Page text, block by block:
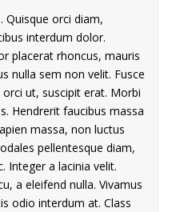
Quisque orci diam,
interdum dolor.
placerat rhoncus, mauris
nulla sem non velit. Fusce
ut, suscipit erat. Morbi
Hendrerit faucibus massa
massa, non luctus
pellentesque diam,
Integer a lacinia velit.
a eleifend nulla. Vivamus
odio interdum at. Class